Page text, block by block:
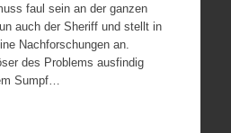
faul sein an der ganzen
auch der Sheriff und stellt in
Nachforschungen an.
des Problems ausfindig
Sumpf…